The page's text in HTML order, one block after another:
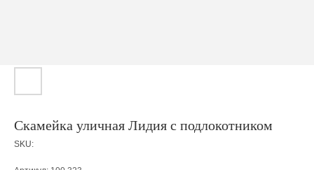
Скамейка уличная Лидия с подлокотником
SKU: